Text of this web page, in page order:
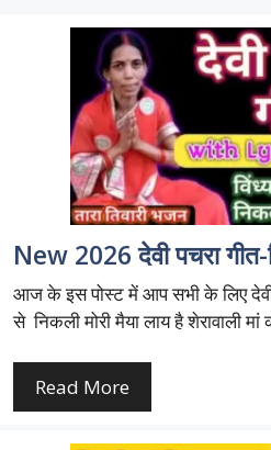
New 2026 देवी पचरा गीत-
आज के इस पोस्ट में आप सभी के लिए देवी
से निकली मोरी मैया लाय है शेरावाली
Read More